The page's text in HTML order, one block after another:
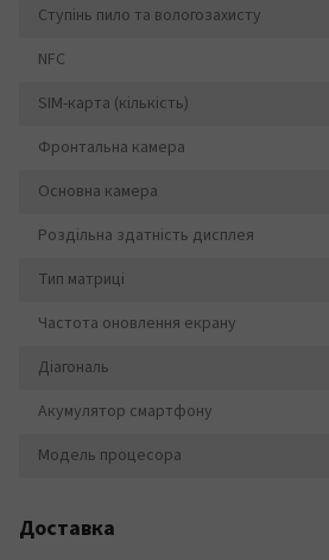
Ступінь пило та вологозахисту
NFC
SIM-карта (кількість)
Фронтальна камера
Основна камера
Роздільна здатність дисплея
Тип матриці
Частота оновлення екрану
Діагональ
Акумулятор смартфону
Модель процесора
Доставка